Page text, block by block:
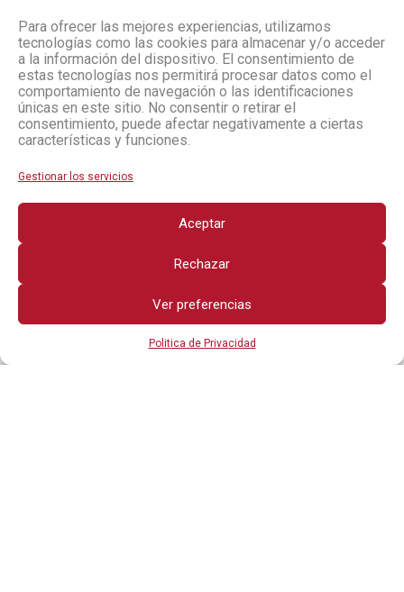
Para ofrecer las mejores experiencias, utilizamos
tecnologías como las cookies para almacenar y/o acceder
a la información del dispositivo. El consentimiento de
estas tecnologías nos permitirá procesar datos como el
comportamiento de navegación o las identificaciones
únicas en este sitio. No consentir o retirar el
consentimiento, puede afectar negativamente a ciertas
características y funciones.
Gestionar los servicios
Aceptar
Rechazar
Ver preferencias
Politica de Privacidad